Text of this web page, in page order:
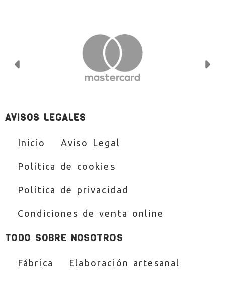
AVISOS LEGALES
Inicio Aviso Legal
Política de cookies
Política de privacidad
Condiciones de venta online
TODO SOBRE NOSOTROS
Fábrica Elaboración artesanal